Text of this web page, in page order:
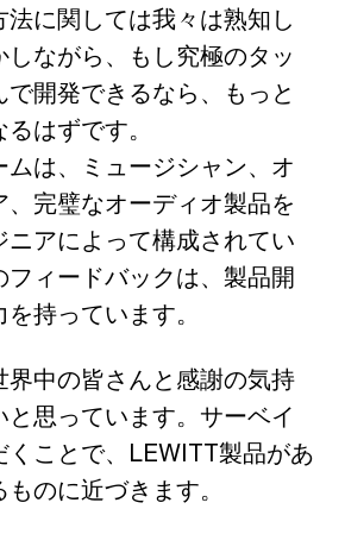
に関しては我々は熟知し
ながら、もし究極のタッ
開発できるなら、もっと
はずです。
は、ミュージシャン、オ
完璧なオーディオ製品を
アによって構成されてい
フィードバックは、製品開
持っています。
界中の皆さんと感謝の気持
思っています。サーベイ
くことで、LEWITT製品があ
のに近づきます。